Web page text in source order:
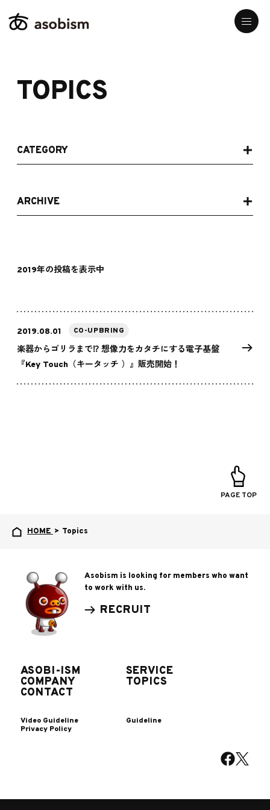
TOPICS
2019年の投稿を表示中
2019.08.01 CO-UPBRING
楽器からゴリラまで⁉ 想像力をカタチにする電子基盤
『Key Touch（キータッチ ）』販売開始！
CATEGORY
ARCHIVE
PAGE TOP
HOME > Topics
Asobism is looking for members who want
to work with us.
RECRUIT
ASOBI-ISM SERVICE
COMPANY TOPICS
CONTACT
Video Guideline
Guideline
Privacy Policy